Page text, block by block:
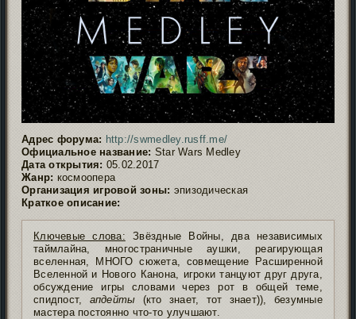
Адрес форума: http://swmedley.rusff.me/
Официальное название: Star Wars Medley
Дата открытия: 05.02.2017
Жанр: космоопера
Организация игровой зоны: эпизодическая
Краткое описание:
Ключевые слова: Звёздные Войны, два независимых
таймлайна, многостраничные аушки, реагирующая
вселенная, МНОГО сюжета, совмещение Расширенной
Вселенной и Нового Канона, игроки танцуют друг друга,
обсуждение игры словами через рот в общей теме,
спидпост, апдейты (кто знает, тот знает)), безумные
мастера постоянно что-то улучшают.